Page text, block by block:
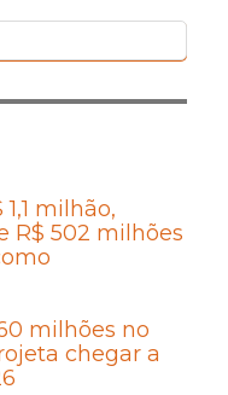
milhão,
R$ 502 milhões
milhões no
chegar a